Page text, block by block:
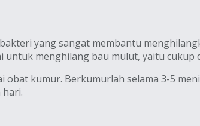
yang sangat membantu
untuk menghilang bau mulut, yaitu
obat kumur. Berkumurlah selama 3-5
hari.